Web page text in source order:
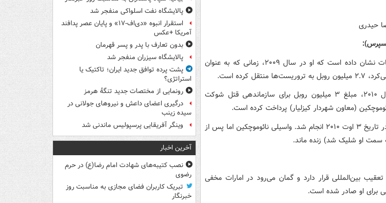
انتقال پول به تروریست‌ها: تحقیقات نشان داده است که او در سال ۲۰۰۹، زمانی که به عنوان
کرده است.
تأمین مالی قتل: همچنین در سال ۲۰۱۰، مبلغ ۳ میلیون روبل برای سازماندهی قتل شوکت
(معاون شهردار کیزلیار) پرداخت کرده است.
جزئیات قتل: قتل شوکت کوجائف در تاریخ ۳ اوت ۲۰۱۰ انجام شد. واسیلی نائوموچکین اما پس از
از سال ۲۰۱۵ تحت تعقیب بین‌المللی قرار دارد و گمان می‌رود در امارات مخفی
برای او صادر شده است.
پالایشگاه نفت اسلواکی منفجر شد
استقرار انبوه «دی‌اف‑۱۷» و پایان عصر پدافند
آمریکا +عکس
بدون تعارف با پدر و پسر قهرمان
پالایشگاه سیزران منفجر شد
پشت پرده توافق جدید ایران؛ تاکتیک یا
استراتژی؟
رونمایی از مختصات جدید تنگۀ هرمز
درگیری اعضای داعش و نیروهای جولانی در
سیده زینب
وینگر آفریقایی پرسپولیس ماندنی شد
آخرین اخبار
نصب کتیبه‌های شهادت امام رضا(ع) در حرم
رضوی
تبریک کاربران فضای مجازی به مناسبت روز
خبرنگار